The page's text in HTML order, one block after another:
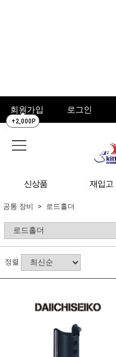
회원가입
+2,000P
로그인
신상품 재입고
공통 장비 로드홀더
정렬